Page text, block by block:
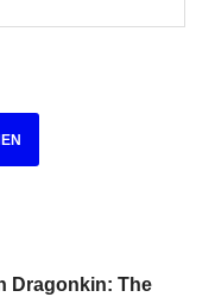
Dragonkin: The